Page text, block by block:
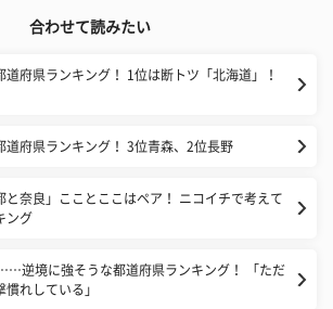
合わせて読みたい
道府県ランキング！ 1位は断トツ「北海道」！
道府県ランキング！ 3位青森、2位長野
と奈良」こことここはペア！ ニコイチで考えて
ング
逆境に強そうな都道府県ランキング！ 「ただ
れしている」